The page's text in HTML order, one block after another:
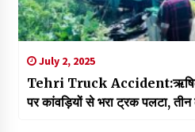
July 2, 2025
Tehri Truck Accident:ऋषिकेश-
पर कांवड़ियों से भरा ट्रक पलटा,